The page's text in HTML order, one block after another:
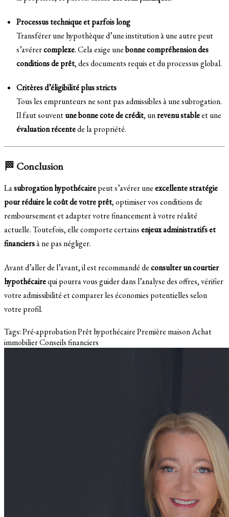
Processus technique et parfois long
Transférer une hypothèque d’une institution à une autre peut
s’avérercomplexe. Cela exige unebonne compréhension des
conditions de prêt, des documents requis et du processus global.
Critères d’éligibilité plus stricts
Tous les emprunteurs ne sont pas admissibles à une subrogation.
Il faut souventune bonne cote de crédit, unrevenu stableet une
évaluation récentede la propriété.
🏁 Conclusion
Lasubrogation hypothécairepeut s’avérer uneexcellente stratégie
pour réduire le coût de votre prêt, optimiser vos conditions de
remboursement et adapter votre financement à votre réalité
actuelle. Toutefois, elle comporte certainsenjeux administratifs et
financiersà ne pas négliger.
Avant d’aller de l’avant, il est recommandé deconsulter un courtier
hypothécairequi pourra vous guider dans l’analyse des offres, vérifier
votre admissibilité et comparer les économies potentielles selon
votre profil.
Tags:Pré-approbationPrêt hypothécairePremière maisonAchat
immobilierConseils financiers